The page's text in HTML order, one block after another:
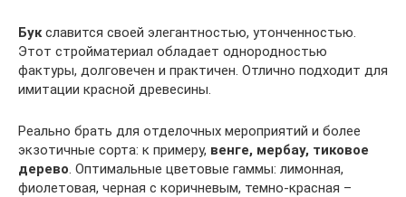
Букславится своей элегантностью, утонченностью.
Этот стройматериал обладает однородностью
фактуры, долговечен и практичен. Отлично подходит для
имитации красной древесины.
Реально брать для отделочных мероприятий и более
экзотичные сорта: к примеру, венге, мербау, тиковое
дерево. Оптимальные цветовые гаммы: лимонная,
фиолетовая, черная с коричневым, темно-красная –